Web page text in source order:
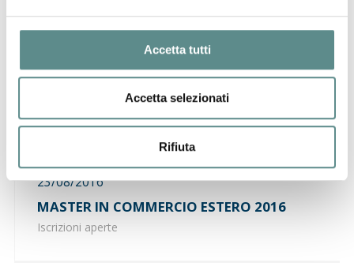
Accetta tutti
Accetta selezionati
Rifiuta
DHL - NOVITA' PER IL SERVIZIO AEREO
ESPRESSO NAZIONALE
Dal 1° ottobre 2016
23/08/2016
MASTER IN COMMERCIO ESTERO 2016
Iscrizioni aperte